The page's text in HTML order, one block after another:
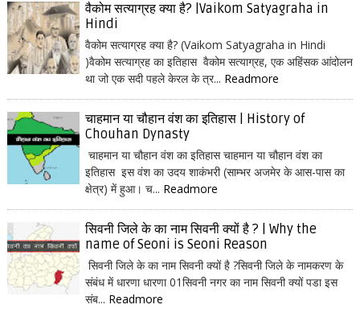
वैकोम सत्याग्रह क्या है? |Vaikom Satyagraha in
Hindi
वैकोम सत्याग्रह क्या है? (Vaikom Satyagraha in Hindi
)वैकोम सत्याग्रह का इतिहास वैकोम सत्याग्रह, एक अहिंसक आंदोलन
था जो एक सदी पहले केरल के त्र... Readmore
चाहमान या चौहान वंश का इतिहास | History of
Chouhan Dynasty
चाहमान या चौहान वंश का इतिहास चाहमान या चौहान वंश का
इतिहास इस वंश का उदय शाकंभरी (साम्भर अजमेर के आस-पास का
क्षेत्र) में हुआ। च... Readmore
सिवनी जिले के का नाम सिवनी क्यों है ? | Why the
name of Seoni is Seoni Reason
सिवनी जिले के का नाम सिवनी क्यों है ?सिवनी जिले के नामकरण के
संबंध में धारणा धारणा 01सिवनी नगर का नाम सिवनी क्यों पडा इस
संब... Readmore